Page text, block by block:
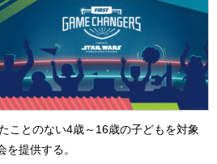
ことのない4歳～16歳の子どもを対象
提供する。